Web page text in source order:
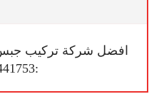
افضل شركة تركيب
:0567441753